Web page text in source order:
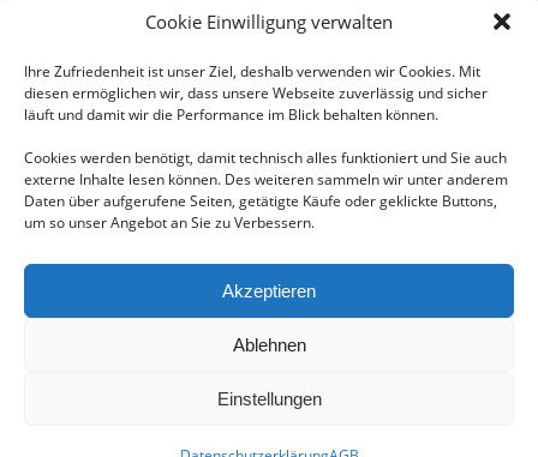
Cookie Einwilligung verwalten
Ihre Zufriedenheit ist unser Ziel, deshalb verwenden wir Cookies. Mit
diesen ermöglichen wir, dass unsere Webseite zuverlässig und sicher
läuft und damit wir die Performance im Blick behalten können.
Cookies werden benötigt, damit technisch alles funktioniert und Sie auch
externe Inhalte lesen können. Des weiteren sammeln wir unter anderem
Daten über aufgerufene Seiten, getätigte Käufe oder geklickte Buttons,
um so unser Angebot an Sie zu Verbessern.
Akzeptieren
Ablehnen
Einstellungen
AGB
EULA
Datenschutzerklärung
Folgen Sie uns auch in unseren sozialen